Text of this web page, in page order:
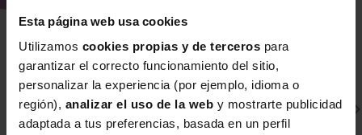
Esta página web usa cookies
Utilizamos cookies propias y de terceros para
garantizar el correcto funcionamiento del sitio,
personalizar la experiencia (por ejemplo, idioma o
región), analizar el uso de la web y mostrarte publicidad
adaptada a tus preferencias, basada en un perfil
¿Por qué comprar el Sujetador sin
aros Sans Complexe Coton d'Arum
en Inimar?
En Inimar llevamos años especializados
en corsetería, especialmente entallas
grandes, sujetadores de gran capacidad y